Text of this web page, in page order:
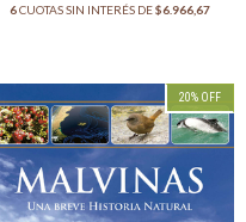
6CUOTAS SIN INTERÉS DE$6.966,67
20% OFF